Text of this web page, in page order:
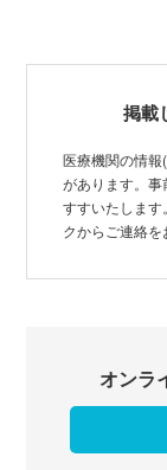
掲載
医療機関の情
があります。
すすいたしま
クからご連絡を
オンラ